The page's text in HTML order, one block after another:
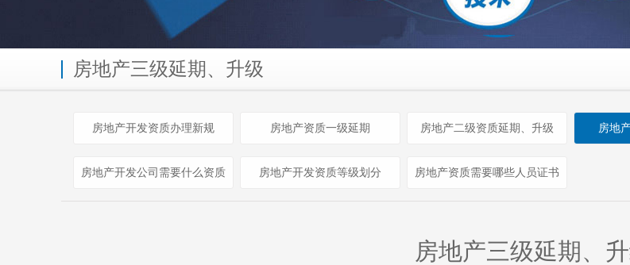
房地产三级延期、升级
房地产开发资质办理新规 房地产资质一级延期 房地产二级资质延期、升级 房地
房地产开发公司需要什么资质 房地产开发资质等级划分 房地产资质需要哪些人员证书
房地产三级延期、